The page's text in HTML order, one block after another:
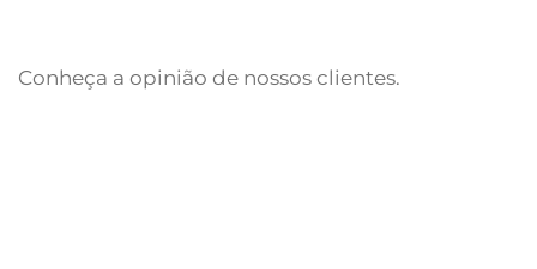
Conheça a opinião de nossos clientes.